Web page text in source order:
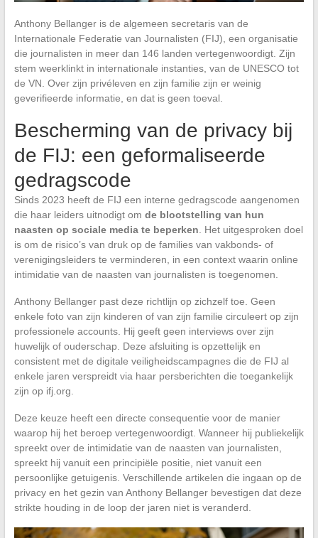
Anthony Bellanger is de algemeen secretaris van de
Internationale Federatie van Journalisten (FIJ), een organisatie
die journalisten in meer dan 146 landen vertegenwoordigt. Zijn
stem weerklinkt in internationale instanties, van de UNESCO tot
de VN. Over zijn privéleven en zijn familie zijn er weinig
geverifieerde informatie, en dat is geen toeval.
Bescherming van de privacy bij
de FIJ: een geformaliseerde
gedragscode
Sinds 2023 heeft de FIJ een interne gedragscode aangenomen
die haar leiders uitnodigt om de blootstelling van hun
naasten op sociale media te beperken . Het uitgesproken doel
is om de risico’s van druk op de families van vakbonds- of
verenigingsleiders te verminderen, in een context waarin online
intimidatie van de naasten van journalisten is toegenomen.
Anthony Bellanger past deze richtlijn op zichzelf toe. Geen
enkele foto van zijn kinderen of van zijn familie circuleert op zijn
professionele accounts. Hij geeft geen interviews over zijn
huwelijk of ouderschap. Deze afsluiting is opzettelijk en
consistent met de digitale veiligheidscampagnes die de FIJ al
enkele jaren verspreidt via haar persberichten die toegankelijk
zijn op ifj.org.
Deze keuze heeft een directe consequentie voor de manier
waarop hij het beroep vertegenwoordigt. Wanneer hij publiekelijk
spreekt over de intimidatie van de naasten van journalisten,
spreekt hij vanuit een principiële positie, niet vanuit een
persoonlijke getuigenis. Verschillende artikelen die ingaan op de
privacy en het gezin van Anthony Bellanger bevestigen dat deze
strikte houding in de loop der jaren niet is veranderd.